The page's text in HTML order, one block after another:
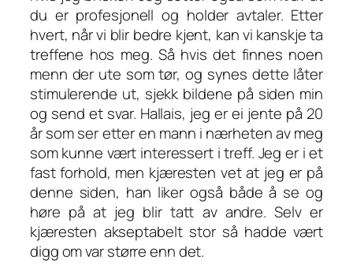
du er profesjonell og holder avtaler. Etter
hvert, når vi blir bedre kjent, kan vi kanskje ta
treffene hos meg. Så hvis det finnes noen
menn der ute som tør, og synes dette låter
stimulerende ut, sjekk bildene på siden min
og send et svar. Hallais, jeg er ei jente på 20
år som ser etter en mann i nærheten av meg
som kunne vært interessert i treff. Jeg er i et
fast forhold, men kjæresten vet at jeg er på
denne siden, han liker også både å se og
høre på at jeg blir tatt av andre. Selv er
kjæresten akseptabelt stor så hadde vært
digg om var større enn det.